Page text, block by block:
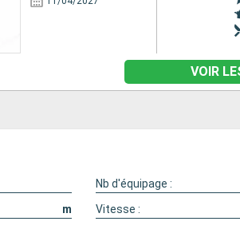
VOIR
Nb d'équipage :
m Vitesse :